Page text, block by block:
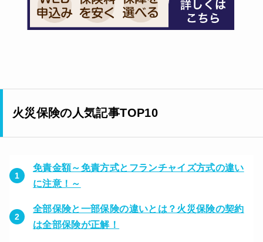
火災保険の人気記事TOP10
免責金額～免責方式とフランチャイズ方式の違い
に注意！～
全部保険と一部保険の違いとは？火災保険の契約
は全部保険が正解！